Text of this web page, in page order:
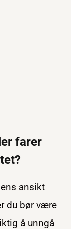
farer
ansikt
du bør være
å unngå